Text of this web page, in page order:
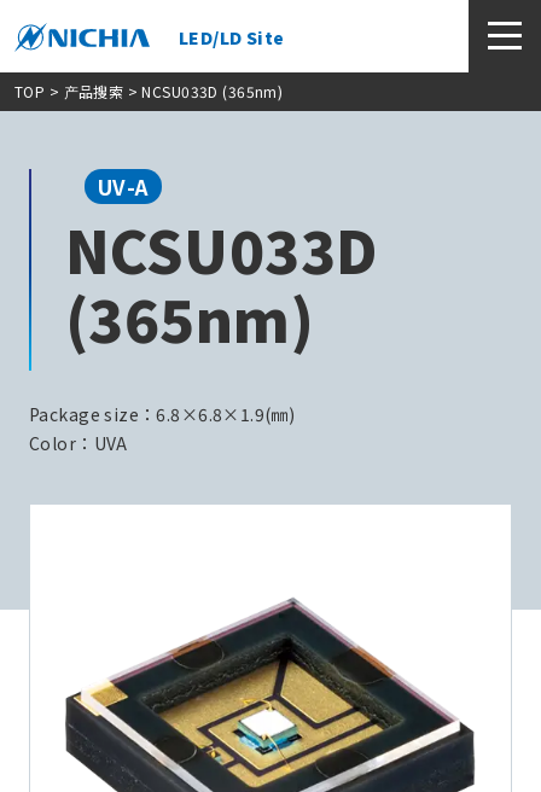
LED/LD Site
TOP > 产品搜索 > NCSU033D (365nm)
UV-A
NCSU033D
(365nm)
Package size：6.8×6.8×1.9(㎜)
Color：UVA